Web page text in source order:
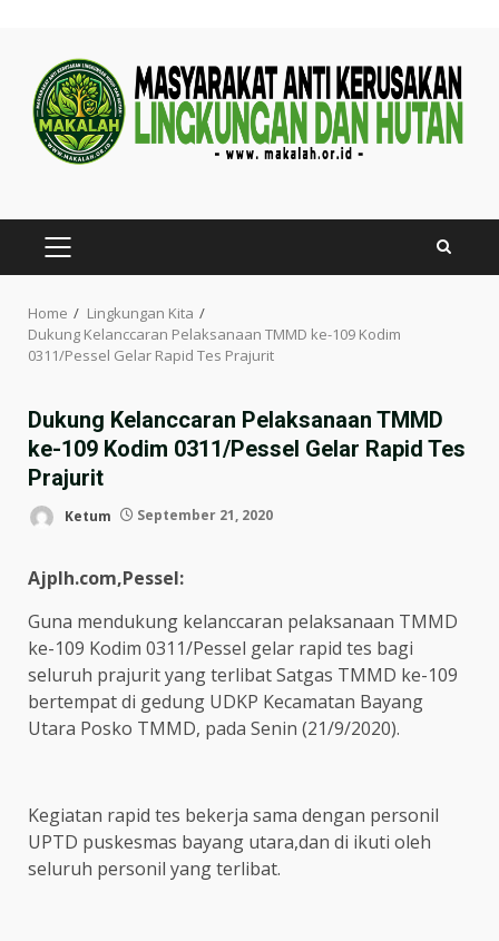
content
PRIMARY
MENU
Home
Lingkungan Kita
Dukung Kelanccaran Pelaksanaan TMMD ke-109 Kodim
0311/Pessel Gelar Rapid Tes Prajurit
Dukung Kelanccaran Pelaksanaan TMMD
ke-109 Kodim 0311/Pessel Gelar Rapid Tes
Prajurit
Ketum September 21, 2020
Ajplh.com,Pessel:
Guna mendukung kelanccaran pelaksanaan TMMD
ke-109 Kodim 0311/Pessel gelar rapid tes bagi
seluruh prajurit yang terlibat Satgas TMMD ke-109
bertempat di gedung UDKP Kecamatan Bayang
Utara Posko TMMD, pada Senin (21/9/2020).
Kegiatan rapid tes bekerja sama dengan personil
UPTD puskesmas bayang utara,dan di ikuti oleh
seluruh personil yang terlibat.